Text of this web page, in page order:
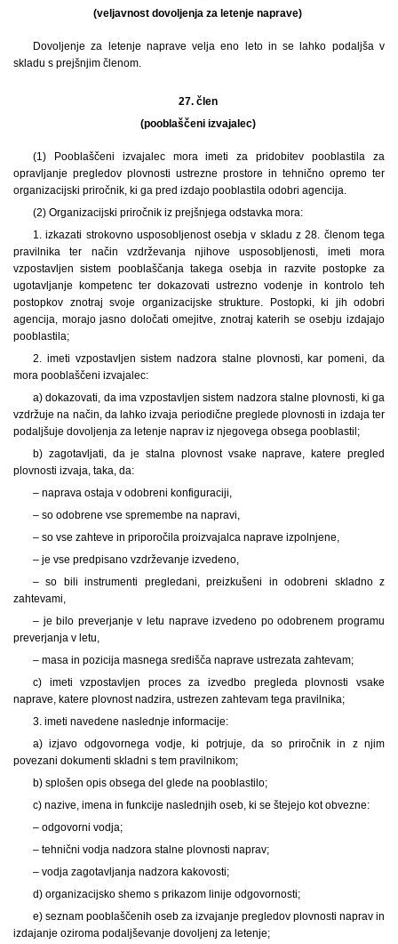
(veljavnost dovoljenja za letenje naprave)
Dovoljenje za letenje naprave velja eno leto in se lahko podaljša v
skladu s prejšnjim členom.
27. člen
(pooblaščeni izvajalec)
(1) Pooblaščeni izvajalec mora imeti za pridobitev pooblastila za
opravljanje pregledov plovnosti ustrezne prostore in tehnično opremo ter
organizacijski priročnik, ki ga pred izdajo pooblastila odobri agencija.
(2) Organizacijski priročnik iz prejšnjega odstavka mora:
1. izkazati strokovno usposobljenost osebja v skladu z 28. členom tega
pravilnika ter način vzdrževanja njihove usposobljenosti, imeti mora
vzpostavljen sistem pooblaščanja takega osebja in razvite postopke za
ugotavljanje kompetenc ter dokazovati ustrezno vodenje in kontrolo teh
postopkov znotraj svoje organizacijske strukture. Postopki, ki jih odobri
agencija, morajo jasno določati omejitve, znotraj katerih se osebju izdajajo
pooblastila;
2. imeti vzpostavljen sistem nadzora stalne plovnosti, kar pomeni, da
mora pooblaščeni izvajalec:
a) dokazovati, da ima vzpostavljen sistem nadzora stalne plovnosti, ki ga
vzdržuje na način, da lahko izvaja periodične preglede plovnosti in izdaja ter
podaljšuje dovoljenja za letenje naprav iz njegovega obsega pooblastil;
b) zagotavljati, da je stalna plovnost vsake naprave, katere pregled
plovnosti izvaja, taka, da:
– naprava ostaja v odobreni konfiguraciji,
– so odobrene vse spremembe na napravi,
– so vse zahteve in priporočila proizvajalca naprave izpolnjene,
– je vse predpisano vzdrževanje izvedeno,
– so bili instrumenti pregledani, preizkušeni in odobreni skladno z
zahtevami,
– je bilo preverjanje v letu naprave izvedeno po odobrenem programu
preverjanja v letu,
– masa in pozicija masnega središča naprave ustrezata zahtevam;
c) imeti vzpostavljen proces za izvedbo pregleda plovnosti vsake
naprave, katere plovnost nadzira, ustrezen zahtevam tega pravilnika;
3. imeti navedene naslednje informacije:
a) izjavo odgovornega vodje, ki potrjuje, da so priročnik in z njim
povezani dokumenti skladni s tem pravilnikom;
b) splošen opis obsega del glede na pooblastilo;
c) nazive, imena in funkcije naslednjih oseb, ki se štejejo kot obvezne:
– odgovorni vodja;
– tehnični vodja nadzora stalne plovnosti naprav;
– vodja zagotavljanja nadzora kakovosti;
d) organizacijsko shemo s prikazom linije odgovornosti;
e) seznam pooblaščenih oseb za izvajanje pregledov plovnosti naprav in
izdajanje oziroma podaljševanje dovoljenj za letenje;